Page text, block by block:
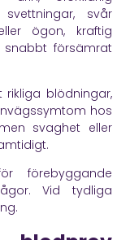
svår
ögon, kraftig
försämrat
blödningar,
hos
svaghet eller
förebyggande
Vid tydliga